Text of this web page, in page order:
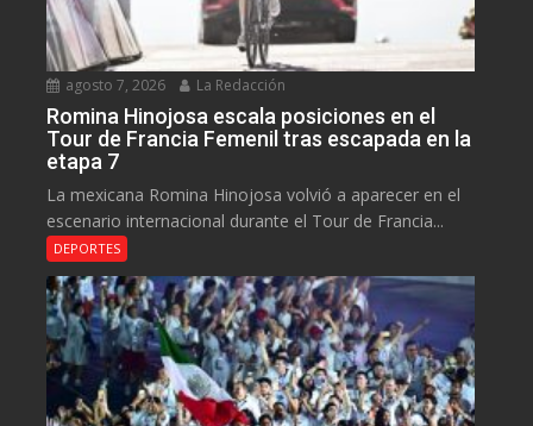
agosto 7, 2026 La Redacción
Romina Hinojosa escala posiciones en el
Tour de Francia Femenil tras escapada en la
etapa 7
La mexicana Romina Hinojosa volvió a aparecer en el
escenario internacional durante el Tour de Francia...
DEPORTES